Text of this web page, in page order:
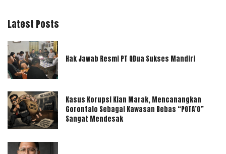
Latest Posts
Hak Jawab Resmi PT QDua Sukses Mandiri
Kasus Korupsi Kian Marak, Mencanangkan
Gorontalo Sebagai Kawasan Bebas “POTA’O”
Sangat Mendesak